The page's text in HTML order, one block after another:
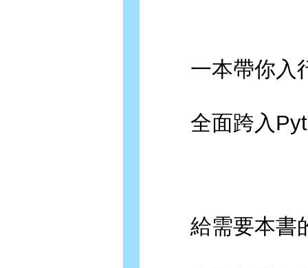
一本帶你入行
全面跨入
給需要本書